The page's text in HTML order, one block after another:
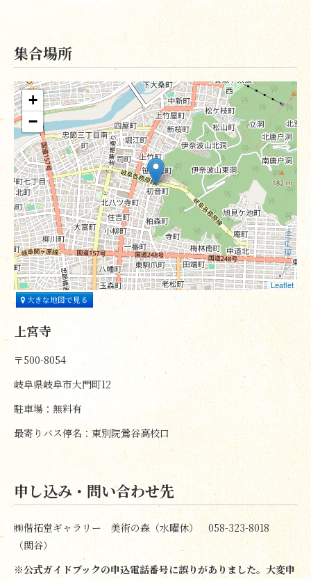
集合場所
+
−
Leaflet
大きな地図で見る
上宮寺
〒500-8054
岐阜県岐阜市大門町12
駐車場：無料有
最寄りバス停名：東別院鶯谷高校口
申し込み・問い合わせ先
㈱偕拓堂ギャラリー 美術の森（水曜休）058-323-8018
（関谷）
※公式ガイドブックの申込電話番号に誤りがありました。大変申